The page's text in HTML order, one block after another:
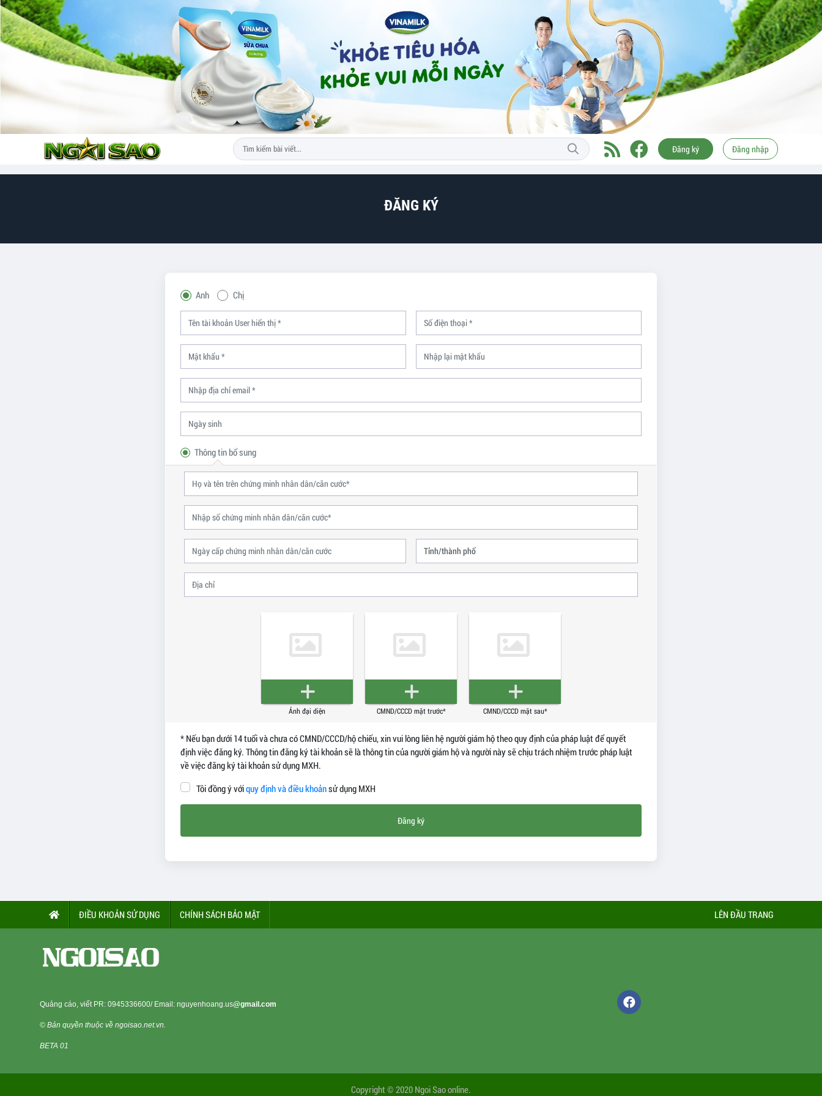
Đăng ký Đăng nhập
ĐĂNG KÝ
Anh Chị
Thông tin bổ sung
Ảnh đại diện CMND/CCCD mặt trước* CMND/CCCD mặt sau*
* Nếu bạn dưới 14 tuổi và chưa có CMND/CCCD/hộ chiếu, xin vui lòng liên hệ người giám hộ theo quy định của pháp luật để quyết
định việc đăng ký. Thông tin đăng ký tài khoản sẽ là thông tin của người giám hộ và người này sẽ chịu trách nhiệm trước pháp luật
về việc đăng ký tài khoản sử dụng MXH.
Tôi đồng ý vớiquy định và điều khoảnsử dụng MXH
Đăng ký
ĐIỀU KHOẢN SỬ DỤNG CHÍNH SÁCH BẢO MẬT LÊN ĐẦU TRANG
Quảng cáo, viết PR: 0945336600/ Email: nguyenhoang.us@gmail.com
© Bản quyền thuộc về ngoisao.net.vn.
BETA 01
Copyright © 2020 Ngoi Sao online.